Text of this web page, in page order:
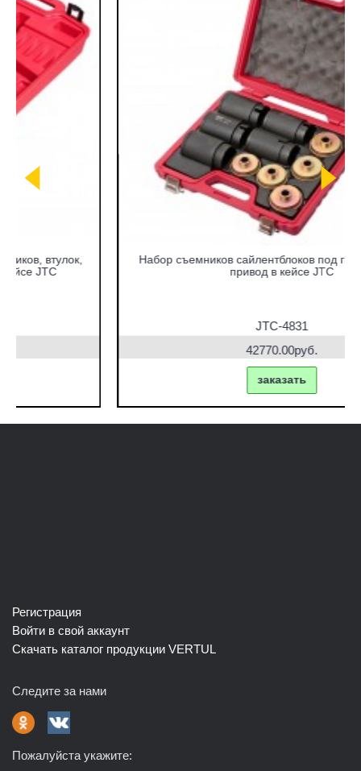
Набор съемников сайлентблоков под гидравлический
привод в кейсе JTC
Регистрация
Войти в свой аккаунт
Скачать каталог продукции VERTUL
Следите за нами
Пожалуйста укажите: